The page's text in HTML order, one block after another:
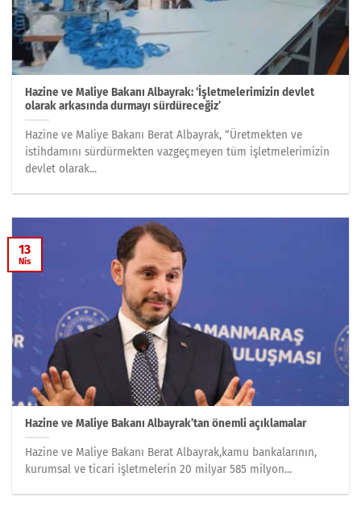
Hazine ve Maliye Bakanı Albayrak: ‘İşletmelerimizin devlet
olarak arkasında durmayı sürdüreceğiz’
Hazine ve Maliye Bakanı Berat Albayrak, “Üretmekten ve
istihdamını sürdürmekten vazgeçmeyen tüm işletmelerimizin
devlet olarak...
Hazine ve Maliye Bakanı Albayrak’tan önemli açıklamalar
Hazine ve Maliye Bakanı Berat Albayrak,kamu bankalarının,
kurumsal ve ticari işletmelerin 20 milyar 585 milyon...
13
Nis